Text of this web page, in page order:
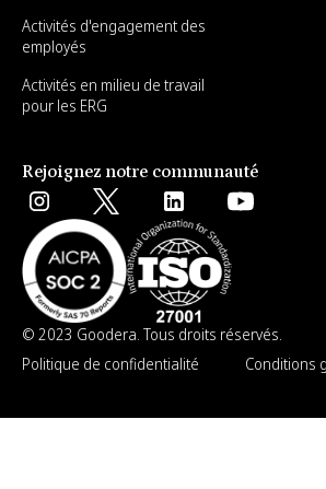
Activités d'engagement des
employés
Activités en milieu de travail
pour les ERG
Rejoignez notre communauté
© 2023 Goodera. Tous droits réservés.
Politique de confidentialité
Conditions